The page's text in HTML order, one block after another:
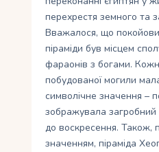
перехрестя земного та
Вважалося, що
піраміди був місцем
фараонів з богами.
побудованої могили
символічне значення –
зображувала загробний
до воскресення. Також,
значенням, піраміда